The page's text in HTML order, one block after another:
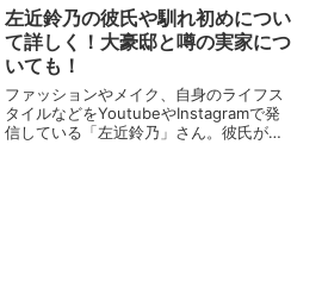
の家庭事情で特に気になるのが、旦那さ
んとの別居婚です。なぜ...
左近鈴乃の彼氏や馴れ初めについ
て詳しく！大豪邸と噂の実家につ
いても！
ファッションやメイク、自身のライフス
タイルなどをYoutubeやInstagramで発
信している「左近鈴乃」さん。彼氏がい